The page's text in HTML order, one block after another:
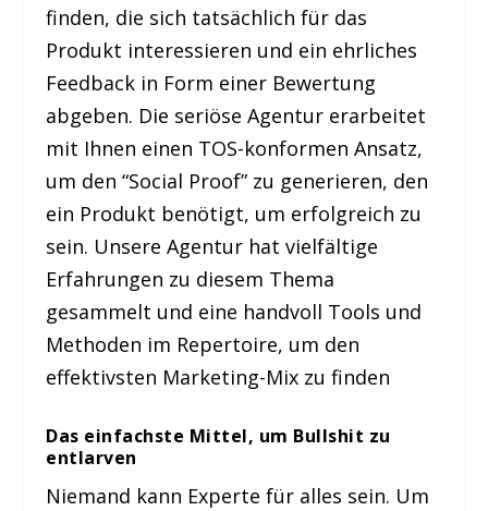
finden, die sich tatsächlich für das
Produkt interessieren und ein ehrliches
Feedback in Form einer Bewertung
abgeben. Die seriöse Agentur erarbeitet
mit Ihnen einen TOS-konformen Ansatz,
um den “Social Proof” zu generieren, den
ein Produkt benötigt, um erfolgreich zu
sein. Unsere Agentur hat vielfältige
Erfahrungen zu diesem Thema
gesammelt und eine handvoll Tools und
Methoden im Repertoire, um den
effektivsten Marketing-Mix zu finden
Das einfachste Mittel, um Bullshit zu
entlarven
Niemand kann Experte für alles sein. Um